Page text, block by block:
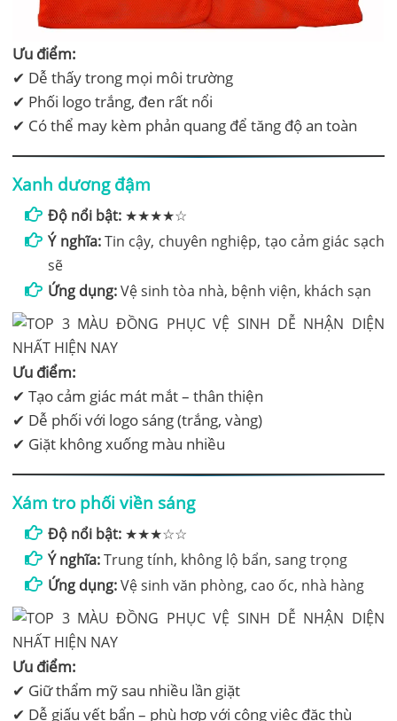
Ưu điểm:
✔ Dễ thấy trong mọi môi trường
✔ Phối logo trắng, đen rất nổi
✔ Có thể may kèm phản quang để tăng độ an toàn
Xanh dương đậm
Độ nổi bật: ★★★★☆
Ý nghĩa:Tin cậy, chuyên nghiệp, tạo cảm giác sạch
sẽ
Ứng dụng:Vệ sinh tòa nhà, bệnh viện, khách sạn
Ưu điểm:
✔ Tạo cảm giác mát mắt – thân thiện
✔ Dễ phối với logo sáng (trắng, vàng)
✔ Giặt không xuống màu nhiều
Xám tro phối viền sáng
Độ nổi bật: ★★★☆☆
Ý nghĩa:Trung tính, không lộ bẩn, sang trọng
Ứng dụng:Vệ sinh văn phòng, cao ốc, nhà hàng
Ưu điểm:
✔ Giữ thẩm mỹ sau nhiều lần giặt
✔ Dễ giấu vết bẩn – phù hợp với công việc đặc thù